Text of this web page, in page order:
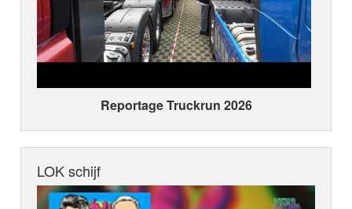
Reportage Truckrun 2026
LOK schijf